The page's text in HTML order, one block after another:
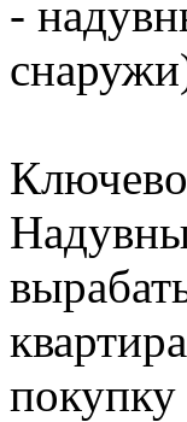
-
покупку